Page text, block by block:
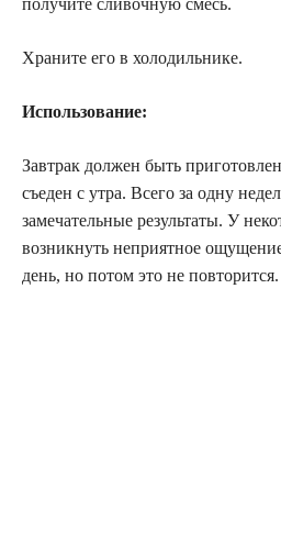
Храните его в холодильнике.
Использование:
Завтрак должен быть
съеден с утра. Всего за одну
замечательные результаты. У
возникнуть неприятное
день, но потом это не повторится.